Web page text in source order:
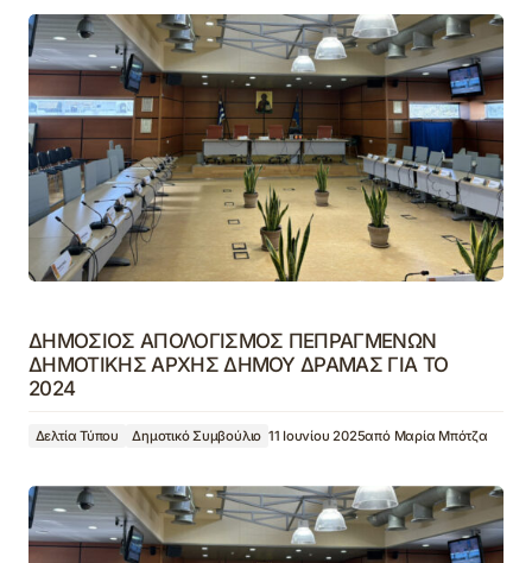
ΔΗΜΟΣΙΟΣ ΑΠΟΛΟΓΙΣΜΟΣ ΠΕΠΡΑΓΜΕΝΩΝ
ΔΗΜΟΤΙΚΗΣ ΑΡΧΗΣ ΔΗΜΟΥ ΔΡΑΜΑΣ ΓΙΑ ΤΟ
2024
Δελτία Τύπου Δημοτικό Συμβούλιο 11 Ιουνίου 2025από Μαρία Μπότζα